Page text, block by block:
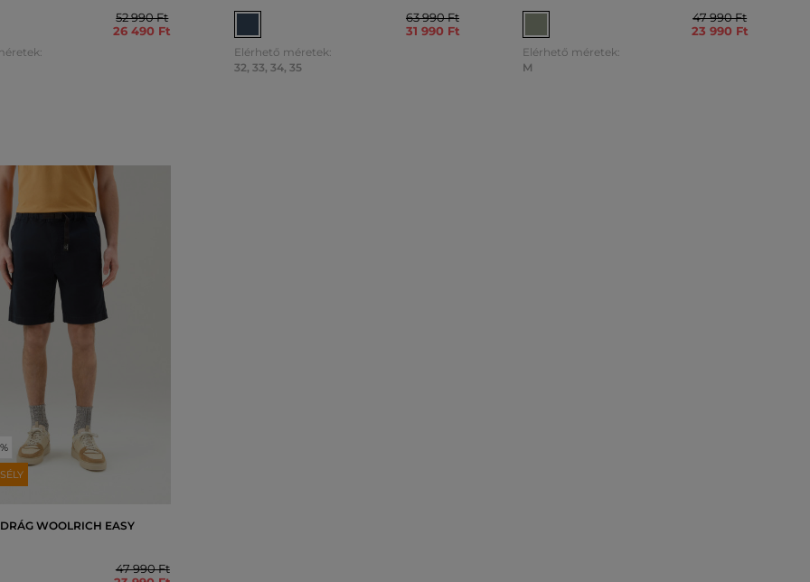
52 990 Ft
26 490 Ft
63 990 Ft
31 990 Ft
Elérhető méretek:
32, 33, 34, 35
47 990 Ft
23 990 Ft
Elérhető méretek:
M
WOOLRICH EASY
47 990 Ft